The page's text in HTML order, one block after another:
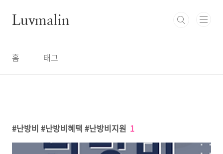
Luvmalin
홈 태그
난방비 #난방비혜택 #난방비지원 1